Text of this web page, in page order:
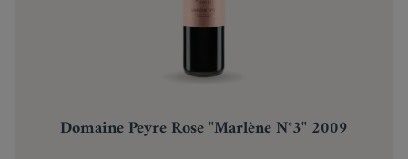
Domaine Peyre Rose "Marlène N°3" 2009